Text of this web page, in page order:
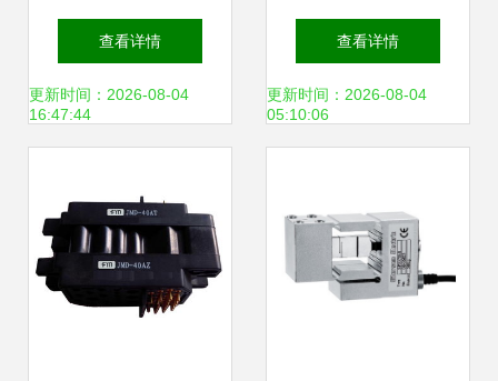
出最新版直流-直流
总线转换器，引领
杆
查看详情
更新时间：2026-08-04
16:47:44
与其他电源模块的
对比分析
查看详情
更新时间：2026-08-04
05:10:06